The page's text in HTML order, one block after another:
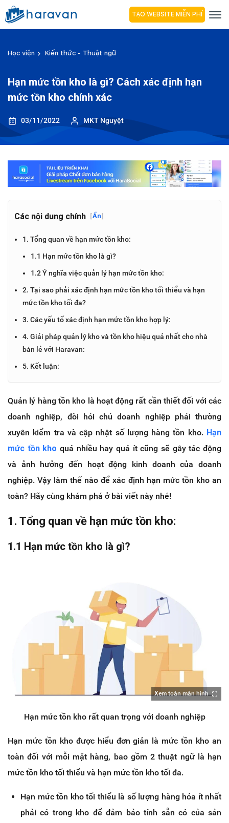
TẠO WEBSITE MIỄN PHÍ
Học viện Kiến thức - Thuật ngữ
Hạn mức tồn kho là gì? Cách xác định hạn
mức tồn kho chính xác
03/11/2022 MKT Nguyệt
Các nội dung chính [Ẩn]
1. Tổng quan về hạn mức tồn kho:
1.1 Hạn mức tồn kho là gì?
1.2 Ý nghĩa việc quản lý hạn mức tồn kho:
2. Tại sao phải xác định hạn mức tồn kho tối thiểu và hạn
mức tồn kho tối đa?
3. Các yếu tố xác định hạn mức tồn kho hợp lý:
4. Giải pháp quản lý kho và tồn kho hiệu quả nhất cho nhà
bán lẻ với Haravan:
5. Kết luận:
Quản lý hàng tồn kho là hoạt động rất cần thiết đối với các
doanh nghiệp, đòi hỏi chủ doanh nghiệp phải thường
xuyên kiểm tra và cập nhật số lượng hàng tồn kho. Hạn
mức tồn kho quá nhiều hay quá ít cũng sẽ gây tác động
và ảnh hưởng đến hoạt động kinh doanh của doanh
nghiệp. Vậy làm thế nào để xác định hạn mức tồn kho an
toàn? Hãy cùng khám phá ở bài viết này nhé!
1. Tổng quan về hạn mức tồn kho:
1.1 Hạn mức tồn kho là gì?
Xem toàn màn hình
Hạn mức tồn kho rất quan trọng với doanh nghiệp
Hạn mức tồn kho được hiểu đơn giản là mức tồn kho an
toàn đối với mỗi mặt hàng, bao gồm 2 thuật ngữ là hạn
mức tồn kho tối thiểu và hạn mức tồn kho tối đa.
Hạn mức tồn kho tối thiểu là số lượng hàng hóa ít nhất
phải có trong kho để đảm bảo tính sẵn có của sản